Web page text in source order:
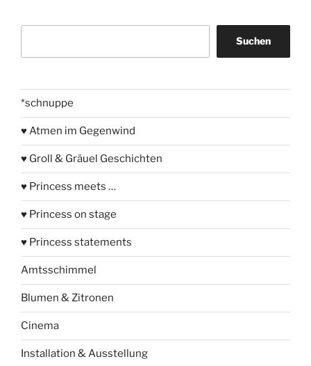
Suchen
*schnuppe
♥ Atmen im Gegenwind
♥ Groll & Gräuel Geschichten
♥ Princess meets …
♥ Princess on stage
♥ Princess statements
Amtsschimmel
Blumen & Zitronen
Cinema
Installation & Ausstellung